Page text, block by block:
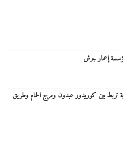
إعمار جرش
تربط بين كوريدور عبدون ومرج الحمام وطريق